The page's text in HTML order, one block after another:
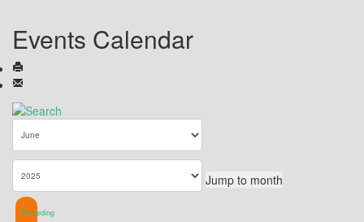
Events Calendar
Jump to month
Preceding